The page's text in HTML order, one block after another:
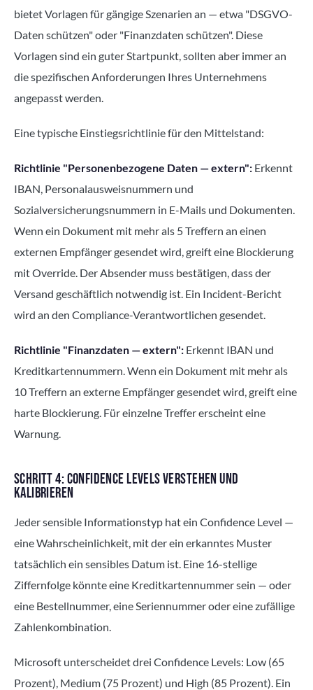
bietet Vorlagen für gängige Szenarien an — etwa "DSGVO-
Daten schützen" oder "Finanzdaten schützen". Diese
Vorlagen sind ein guter Startpunkt, sollten aber immer an
die spezifischen Anforderungen Ihres Unternehmens
angepasst werden.
Eine typische Einstiegsrichtlinie für den Mittelstand:
Richtlinie "Personenbezogene Daten — extern": Erkennt
IBAN, Personalausweisnummern und
Sozialversicherungsnummern in E-Mails und Dokumenten.
Wenn ein Dokument mit mehr als 5 Treffern an einen
externen Empfänger gesendet wird, greift eine Blockierung
mit Override. Der Absender muss bestätigen, dass der
Versand geschäftlich notwendig ist. Ein Incident-Bericht
wird an den Compliance-Verantwortlichen gesendet.
Richtlinie "Finanzdaten — extern": Erkennt IBAN und
Kreditkartennummern. Wenn ein Dokument mit mehr als
10 Treffern an externe Empfänger gesendet wird, greift eine
harte Blockierung. Für einzelne Treffer erscheint eine
Warnung.
SCHRITT 4: CONFIDENCE LEVELS VERSTEHEN UND
KALIBRIEREN
Jeder sensible Informationstyp hat ein Confidence Level —
eine Wahrscheinlichkeit, mit der ein erkanntes Muster
tatsächlich ein sensibles Datum ist. Eine 16-stellige
Ziffernfolge könnte eine Kreditkartennummer sein — oder
eine Bestellnummer, eine Seriennummer oder eine zufällige
Zahlenkombination.
Microsoft unterscheidet drei Confidence Levels: Low (65
Prozent), Medium (75 Prozent) und High (85 Prozent). Ein